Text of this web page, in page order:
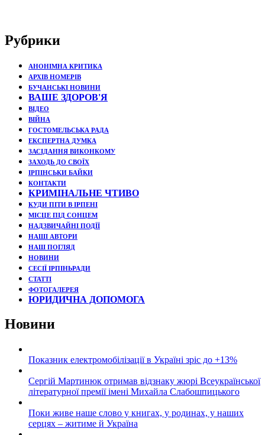
Рубрики
АНОНІМНА КРИТИКА
АРХІВ НОМЕРІВ
БУЧАНСЬКІ НОВИНИ
ВАШЕ ЗДОРОВ'Я
ВІДЕО
ВІЙНА
ГОСТОМЕЛЬСЬКА РАДА
ЕКСПЕРТНА ДУМКА
ЗАСІДАННЯ ВИКОНКОМУ
ЗАХОДЬ ДО СВОЇХ
ІРПІНСЬКИ БАЙКИ
КОНТАКТИ
КРИМІНАЛЬНЕ ЧТИВО
КУДИ ПІТИ В ІРПЕНІ
МІСЦЕ ПІД СОНЦЕМ
НАДЗВИЧАЙНІ ПОДЇЇ
НАШІ АВТОРИ
НАШ ПОГЛЯД
НОВИНИ
СЕСІЇ ІРПІНЬРАДИ
СТАТТІ
ФОТОГАЛЕРЕЯ
ЮРИДИЧНА ДОПОМОГА
Новини
Показник електромобілізації в Україні зріс до +13%
Сергій Мартинюк отримав відзнаку жюрі Всеукраїнської
літературної премії імені Михайла Слабошпицького
Поки живе наше слово у книгах, у родинах, у наших
серцях – житиме й Україна